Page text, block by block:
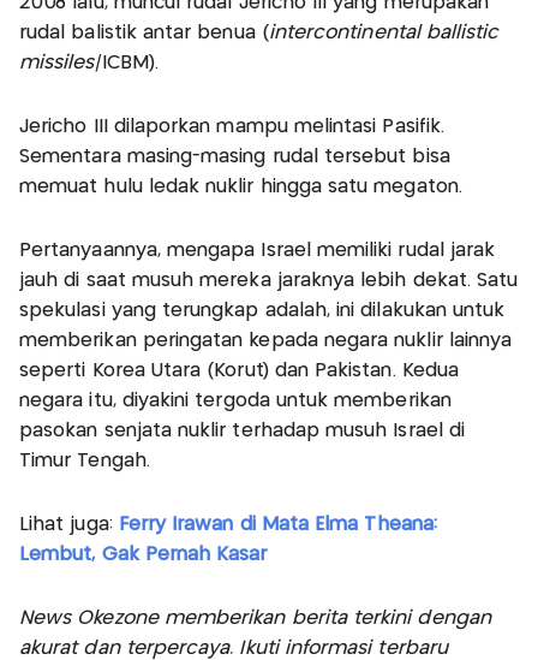
rudal balistik antar benua (intercontinental ballistic
missiles/ICBM).
Jericho III dilaporkan mampu melintasi Pasifik.
Sementara masing-masing rudal tersebut bisa
memuat hulu ledak nuklir hingga satu megaton.
Pertanyaannya, mengapa Israel memiliki rudal jarak
jauh di saat musuh mereka jaraknya lebih dekat. Satu
spekulasi yang terungkap adalah, ini dilakukan untuk
memberikan peringatan kepada negara nuklir lainnya
seperti Korea Utara (Korut) dan Pakistan. Kedua
negara itu, diyakini tergoda untuk memberikan
pasokan senjata nuklir terhadap musuh Israel di
Timur Tengah.
Lihat juga: Ferry Irawan di Mata Elma Theana:
Lembut, Gak Pernah Kasar
News Okezone memberikan berita terkini dengan
akurat dan terpercaya. Ikuti informasi terbaru